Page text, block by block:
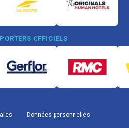
OFFICIELS
Données personnelles